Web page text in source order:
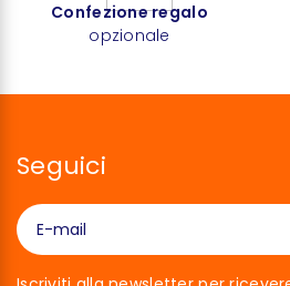
Confezione regalo
opzionale
Seguici